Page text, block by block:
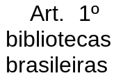
Art. 1º